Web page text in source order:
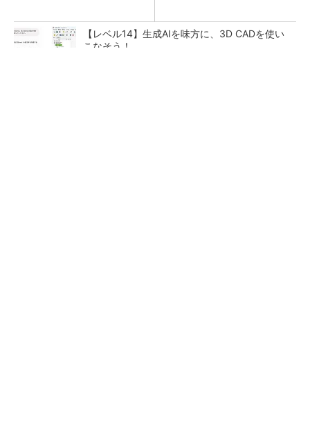
【レベル14】生成AIを味方に、3D CADを使い
こなそう！